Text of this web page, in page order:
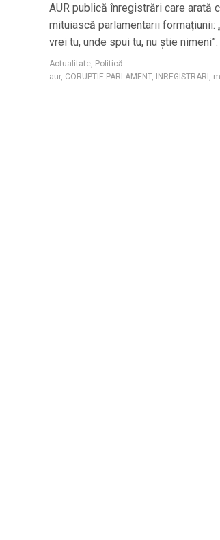
AUR publică înregistrări care arată
mituiască parlamentarii formațiunii:
vrei tu, unde spui tu, nu știe nimeni”.
Actualitate Politică
aur, CORUPTIE PARLAMENT, INREGISTRARI